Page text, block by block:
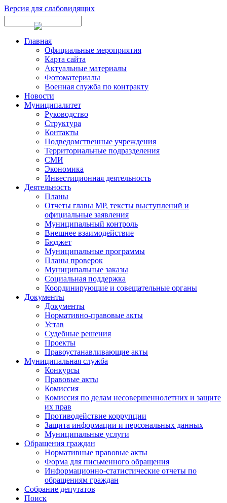
Версия для слабовидящих
Главная
Официальные мероприятия
Карта сайта
Актуальные материалы
Фотоматериалы
Военная служба по контракту
Новости
Муниципалитет
Руководство
Структура
Контакты
Подведомственные учреждения
Территориальные подразделения
СМИ
Экономика
Инвестиционная деятельность
Деятельность
Планы
Отчеты главы МР, тексты выступлений и
официальные заявления
Муниципальный контроль
Внешнее взаимодействие
Бюджет
Муниципальные программы
Планы проверок
Муниципальные заказы
Социальная поддержка
Координирующие и совещательные органы
Документы
Документы
Нормативно-правовые акты
Устав
Судебные решения
Проекты
Правоустанавливающие акты
Муниципальная служба
Конкурсы
Правовые акты
Комиссия
Комиссия по делам несовершеннолетних и защите
их прав
Противодействие коррупции
Защита информации и персональных данных
Муниципальные услуги
Обращения граждан
Нормативные правовые акты
Форма для письменного обращения
Информационно-статистические отчеты по
обращениям граждан
Собрание депутатов
Поиск